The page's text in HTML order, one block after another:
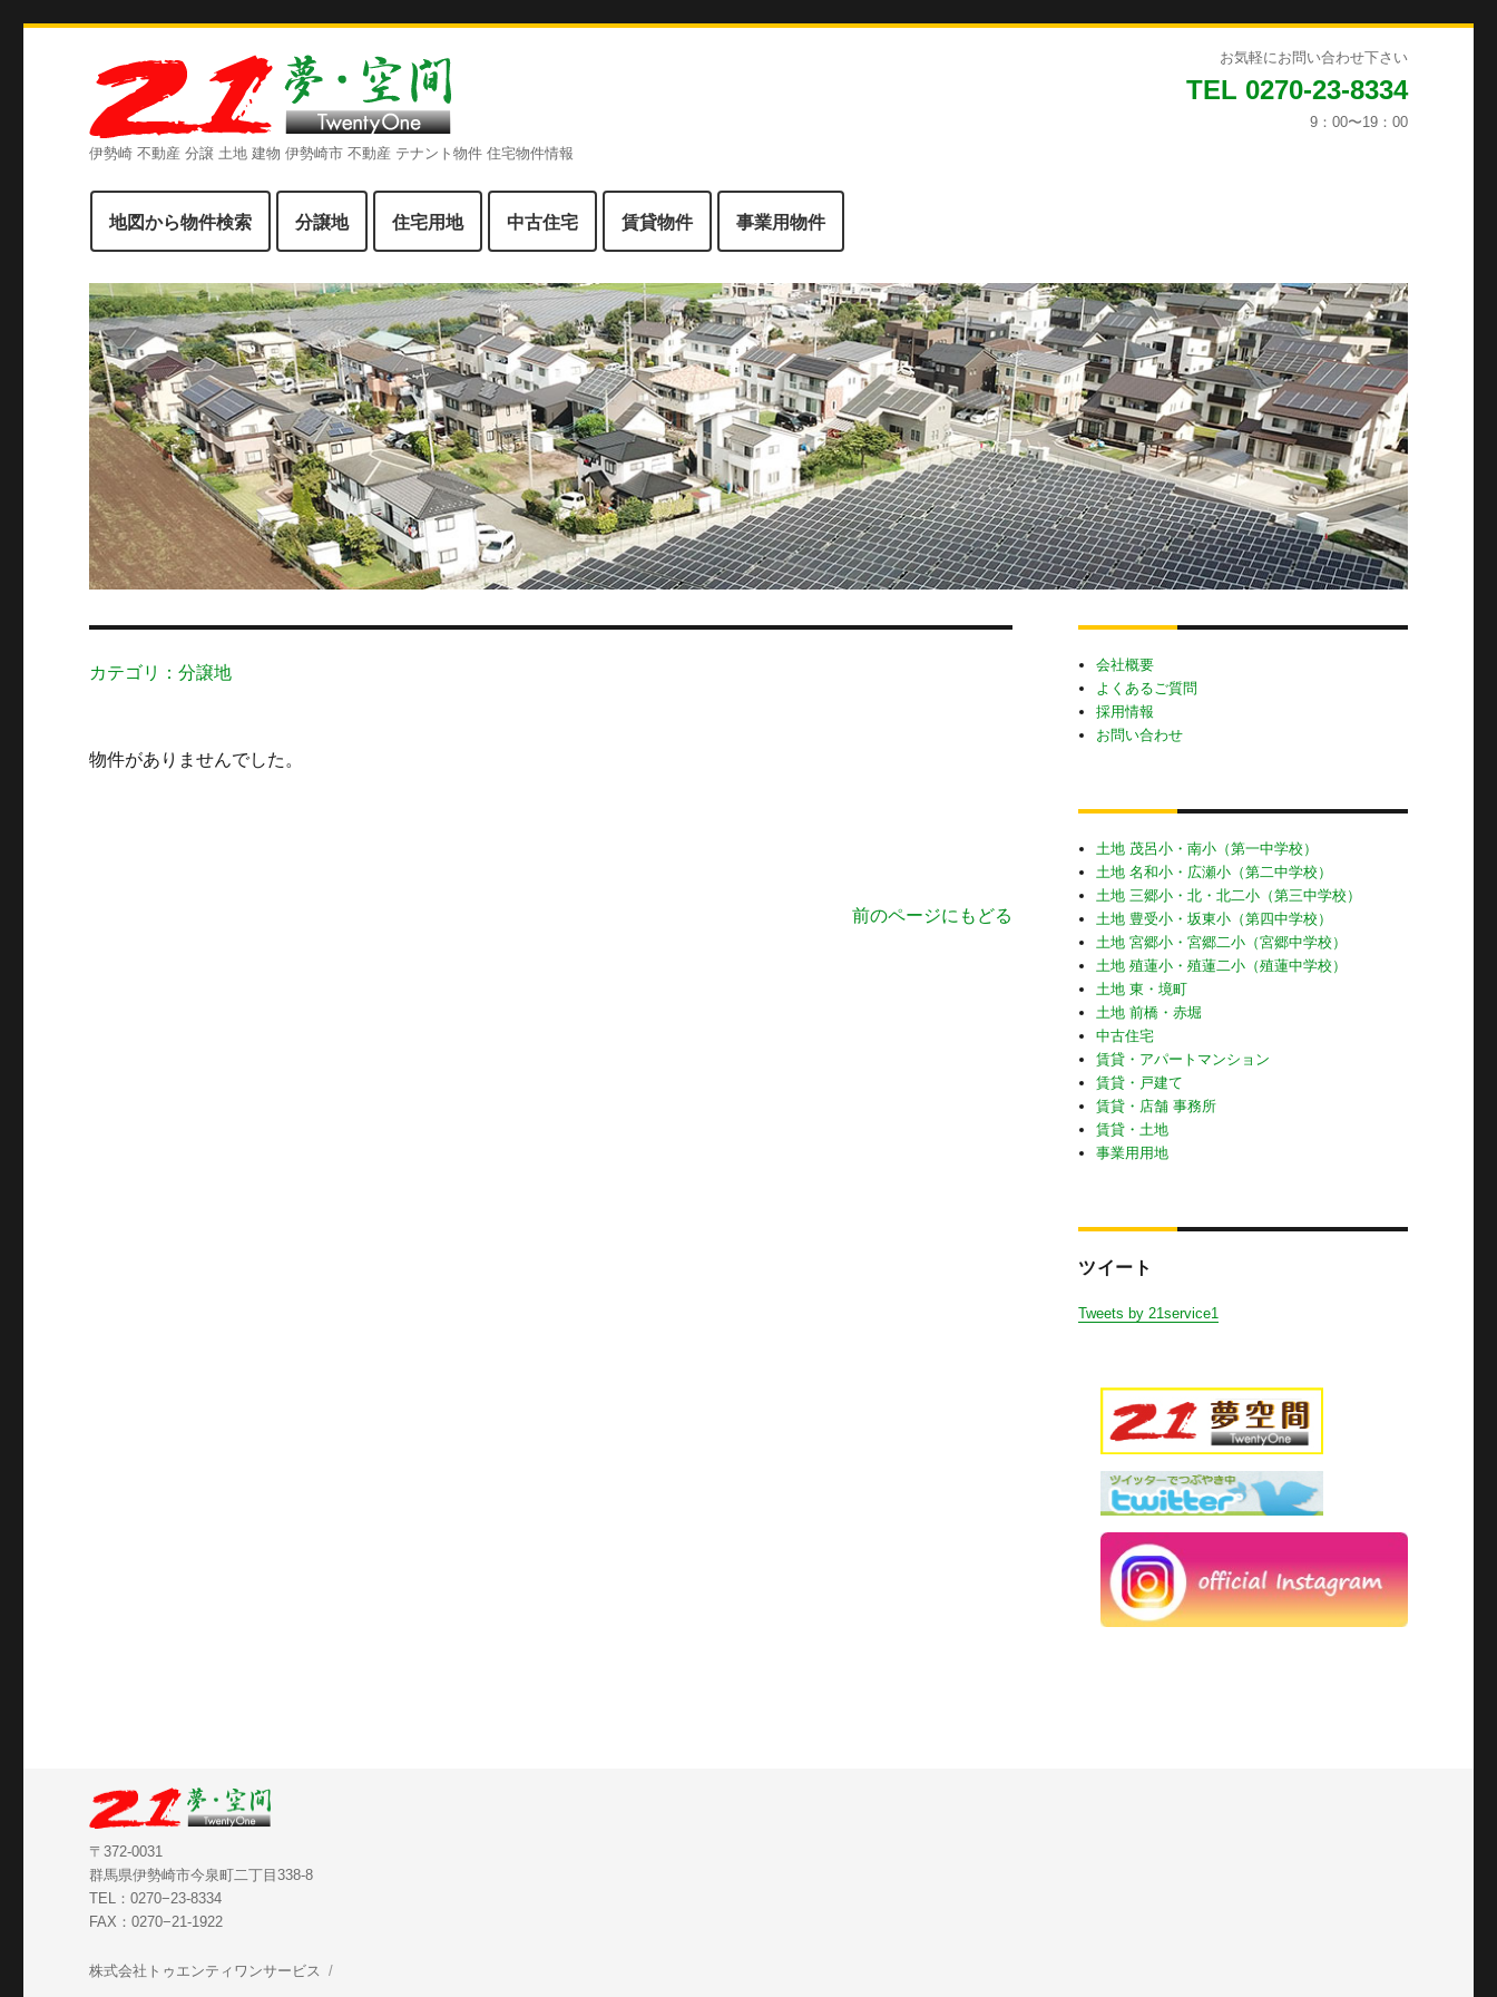
お気軽にお問い合わせ下さい
TEL 0270-23-8334
9：00〜19：00
伊勢崎 不動産 分譲 土地 建物 伊勢崎市 不動産 テナント物件 住宅物件情報
地図から物件検索 分譲地 住宅用地 中古住宅 賃貸物件 事業用物件
カテゴリ：分譲地
物件がありませんでした。
前のページにもどる
会社概要
よくあるご質問
採用情報
お問い合わせ
土地 茂呂小・南小（第一中学校）
土地 名和小・広瀬小（第二中学校）
土地 三郷小・北・北二小（第三中学校）
土地 豊受小・坂東小（第四中学校）
土地 宮郷小・宮郷二小（宮郷中学校）
土地 殖蓮小・殖蓮二小（殖蓮中学校）
土地 東・境町
土地 前橋・赤堀
中古住宅
賃貸・アパートマンション
賃貸・戸建て
賃貸・店舗 事務所
賃貸・土地
事業用用地
ツイート
Tweets by 21service1
〒372-0031
群馬県伊勢崎市今泉町二丁目338-8
TEL：0270−23-8334
FAX：0270−21-1922
株式会社トゥエンティワンサービス